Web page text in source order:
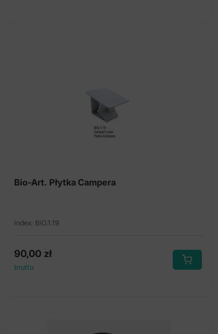
Bio-Art. Płytka Campera
Index: BIO.1.19
90,00 zł
brutto